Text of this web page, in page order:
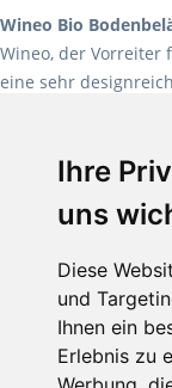
Ihre
uns
Diese
und
Ihnen ein
Erlebnis zu
Wineo Bio
Wineo, der Vorreiter
eine sehr
Weichmacher und
Verlegearten ist er
Empfehlung:Wineo
Teppiche für ein
Teppich in Ihrem
60cm. Vor allem in
Oberfläche ein
Fletco Fluffy und